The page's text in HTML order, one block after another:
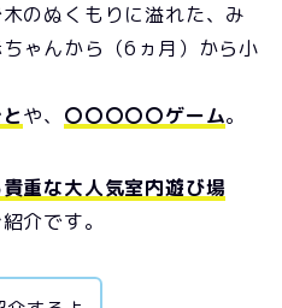
のぬくもりに溢れた、み
ゃんから（6ヵ月）から小
や、 〇〇〇〇〇ゲーム。
重な大人気室内遊び場
介です。